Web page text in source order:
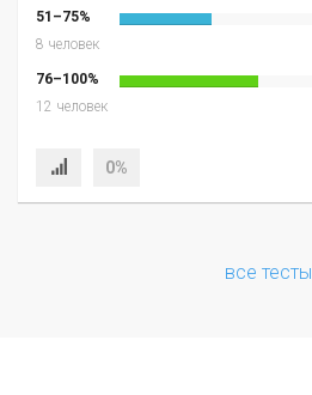
51–75%
8 человек
76–100%
12 человек
0%
все тесты